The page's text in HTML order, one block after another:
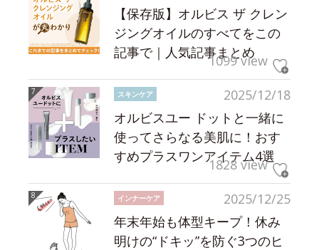
【保存版】オルビス ザ クレン
ジングオイルのすべてをこの
記事で｜人気記事まとめ
1099 view
2025/12/18
スキンケア
オルビスユー ドットと一緒に
使ってさらなる美肌に！おす
すめプラスワンアイテム4選
1828 view
2025/12/25
インナーケア
年末年始も体型キープ！休み
明けの“ドキッ”を防ぐ3つのヒ